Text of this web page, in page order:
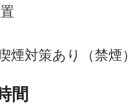
煙対策あり（禁煙）
間